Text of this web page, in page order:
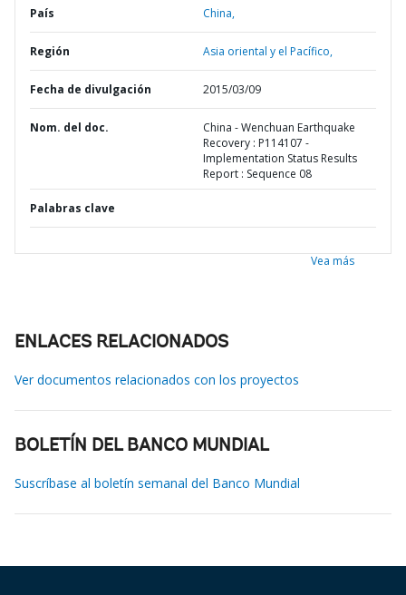
País China,
Región Asia oriental y el Pacífico,
Fecha de divulgación 2015/03/09
Nom. del doc.
China - Wenchuan Earthquake
Recovery : P114107 -
Implementation Status Results
Report : Sequence 08
Palabras clave
Vea más
ENLACES RELACIONADOS
Ver documentos relacionados con los proyectos
BOLETÍN DEL BANCO MUNDIAL
Suscríbase al boletín semanal del Banco Mundial